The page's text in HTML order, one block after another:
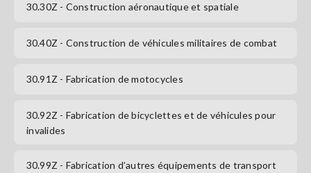
S'abonner
30.30Z - Construction aéronautique et spatiale
30.40Z - Construction de véhicules militaires de combat
30.91Z - Fabrication de motocycles
30.92Z - Fabrication de bicyclettes et de véhicules pour
invalides
30.99Z - Fabrication d’autres équipements de transport